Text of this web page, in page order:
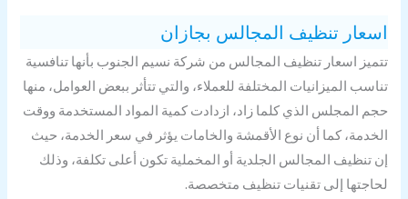
تنظيف المجالس بجازان
اسعار تنظيف المجالس من شركة نسيم الجنوب بأنها تنافسية
الميزانيات المختلفة للعملاء، والتي تتأثر ببعض العوامل، منها
المجلس الذي كلما زاد، ازدادت كمية المواد المستخدمة ووقت
كما أن نوع الأقمشة والخامات يؤثر في سعر الخدمة، حيث
تنظيف المجالس الجلدية أو المخملية تكون أعلى تكلفة، وذلك
إلى تقنيات تنظيف متخصصة.